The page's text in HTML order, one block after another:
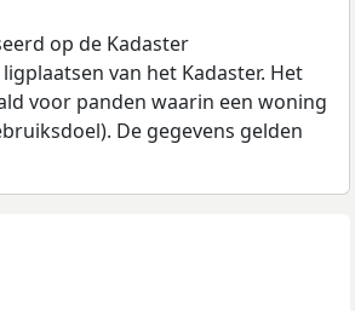
op de Kadaster
van het Kadaster. Het
voor panden waarin een woning
De gegevens gelden